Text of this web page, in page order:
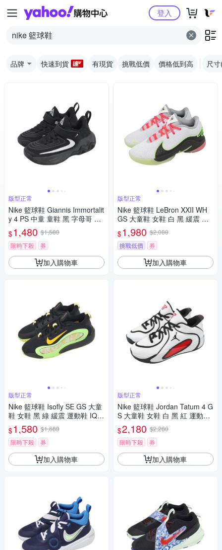
Yahoo購物中心登入
品牌 快速到貨 有現貨 挑戰低價 價格低到高 尺
版型正常
Nike 籃球鞋 Giannis Immortalit
y 4 PS 中童 童鞋 黑 字母哥 運
動鞋 FZ6733-001
$1,480 $1,580
限時下殺
券
加入購物車
版型正常
Nike 籃球鞋 Isofly SE GS 大童
鞋 女鞋 黑 綠 緩震 運動鞋 IQ0
823-001
$1,580 $1,680
限時下殺
券
加入購物車
版型正常
Nike 籃球鞋 LeBron XXII WH
GS 大童鞋 女鞋 白 黑 緩震 運
動鞋 IB2741-100
$1,980 $2,080
挑戰低價
券
加入購物車
版型正常
Nike 籃球鞋 Jordan Tatum 4 G
S 大童鞋 女鞋 白 黑 紅 運動鞋
HQ4611-101
$2,180 $2,280
限時下殺
券
加入購物車